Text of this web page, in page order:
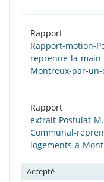
Rapport
Rapport-motion-
reprenne-la-
Montreux-par-un-
Rapport
extrait-Postulat-
Communal-
logements-a-
Accepté